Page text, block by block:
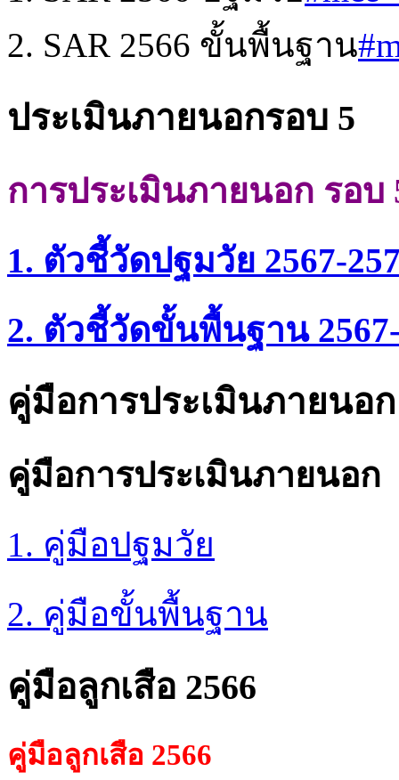
2. SAR 2566 ขั้นพื้นฐาน
ประเมินภายนอกรอบ 5
การประเมินภายนอก รอบ
1. ตัวชี้วัดปฐมวัย 2567-
2. ตัวชี้วัดขั้นพื้นฐาน
คู่มือการประเมินภายนอก
คู่มือการประเมินภายนอก
1. คู่มือปฐมวัย
2. คู่มือขั้นพื้นฐาน
คู่มือลูกเสือ 2566
คู่มือลูกเสือ 2566